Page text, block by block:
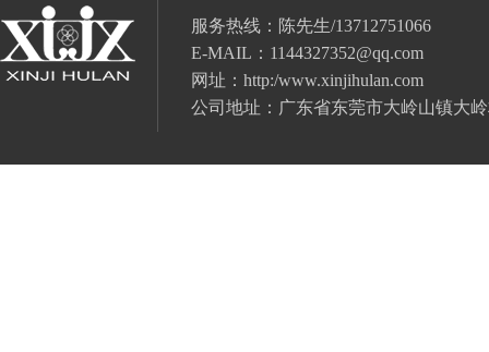
服务热线：陈先生/13712751066
E-MAIL： 1144327352@qq.com
网址： http:/www.xinjihulan.com
公司地址：广东省东莞市大岭山镇大